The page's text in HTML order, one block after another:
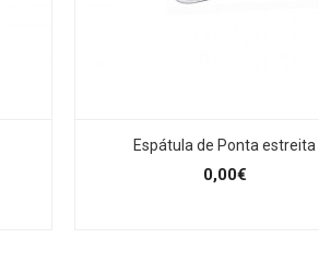
Espátula de Ponta estreita
0,00€